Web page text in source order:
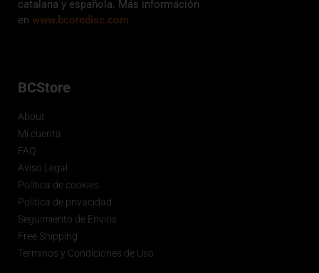
catalana y española. Más información
en www.bcoredisc.com
BCStore
About
Mi cuenta
FAQ
Aviso Legal
Política de cookies
Política de privacidad
Seguimiento de Envios
Free Shipping
Terminos y Condiciones de Uso